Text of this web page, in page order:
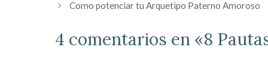
Como potenciar tu Arquetipo Paterno Amoroso
4 comentarios en «8